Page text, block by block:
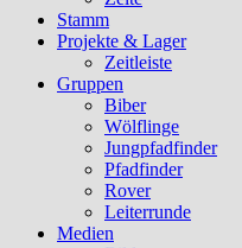
Stamm
Projekte & Lager
Zeitleiste
Gruppen
Biber
Wölflinge
Jungpfadfinder
Pfadfinder
Rover
Leiterrunde
Medien